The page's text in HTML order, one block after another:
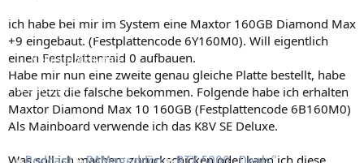
Neue Beiträge
Neueste Aktivitäten
Leserartikel
Regeln
ich habe bei mir im System eine Maxtor 160GB Diamond Max
+9 eingebaut. (Festplattencode 6Y160M0). Will eigentlich
einen Festplattenraid 0 aufbauen.
Habe mir nun eine zweite genau gleiche Platte bestellt, habe
aber jetzt die falsche bekommen. Folgende habe ich erhalten
Maxtor Diamond Max 10 160GB (Festplattencode 6B160M0)
Als Mainboard verwende ich das K8V SE Deluxe.
Was soll ich machen, zurückschicken oder kann ich diese